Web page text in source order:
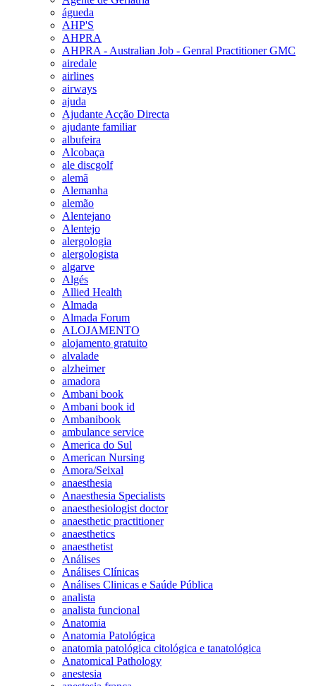
águeda
AHP'S
AHPRA
AHPRA - Australian Job - Genral Practitioner GMC
airedale
airlines
airways
ajuda
Ajudante Acção Directa
ajudante familiar
albufeira
Alcobaça
ale discgolf
alemã
Alemanha
alemão
Alentejano
Alentejo
alergologia
alergologista
algarve
Algés
Allied Health
Almada
Almada Forum
ALOJAMENTO
alojamento gratuito
alvalade
alzheimer
amadora
Ambani book
Ambani book id
Ambanibook
ambulance service
America do Sul
American Nursing
Amora/Seixal
anaesthesia
Anaesthesia Specialists
anaesthesiologist doctor
anaesthetic practitioner
anaesthetics
anaesthetist
Análises
Análises Clínicas
Análises Clinicas e Saúde Pública
analista
analista funcional
Anatomia
Anatomia Patológica
anatomia patológica citológica e tanatológica
Anatomical Pathology
anestesia